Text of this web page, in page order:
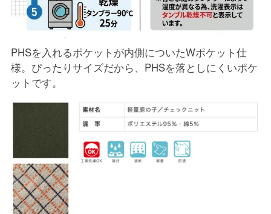
PHSを入れるポケットが内側についたWポケット仕
様。ぴったりサイズだから、PHSを落としにくいポケ
ットです。